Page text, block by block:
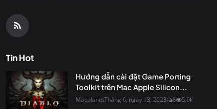
Tin Hot
Hướng dẫn cài đặt Game Porting
Toolkit trên Mac Apple Silicon...
MacplanetTháng 6, ngày 13, 2023 8 5.6k